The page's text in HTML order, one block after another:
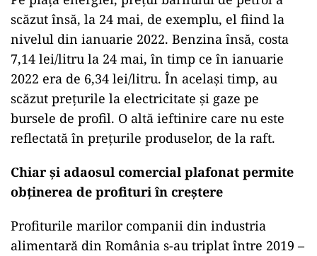
scăzut însă, la 24 mai, de exemplu, el fiind la
nivelul din ianuarie 2022. Benzina însă, costa
7,14 lei/litru la 24 mai, în timp ce în ianuarie
2022 era de 6,34 lei/litru. În același timp, au
scăzut prețurile la electricitate și gaze pe
bursele de profil. O altă ieftinire care nu este
reflectată în prețurile produselor, de la raft.
Chiar și adaosul comercial plafonat permite
obținerea de profituri în creștere
Profiturile marilor companii din industria
alimentară din România s-au triplat între 2019 –